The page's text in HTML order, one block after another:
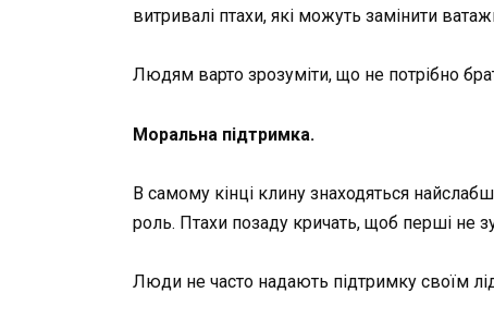
витривалі птахи, які можуть замінити
Людям варто зрозуміти, що не потрібно
Моральна підтримка.
В самому кінці клину знаходяться
роль. Птахи позаду кричать, щоб перші не
Люди не часто надають підтримку своїм